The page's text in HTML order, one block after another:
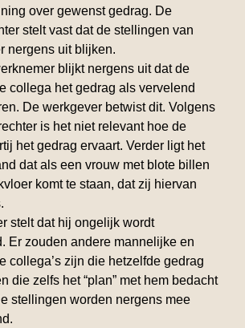
over gewenst gedrag. De
stelt vast dat de stellingen van
nergens uit blijken.
blijkt nergens uit dat de
collega het gedrag als vervelend
De werkgever betwist dit. Volgens
is het niet relevant hoe de
het gedrag ervaart. Verder ligt het
dat als een vrouw met blote billen
komt te staan, dat zij hiervan
stelt dat hij ongelijk wordt
Er zouden andere mannelijke en
collega’s zijn die hetzelfde gedrag
die zelfs het “plan” met hem bedacht
stellingen worden nergens mee